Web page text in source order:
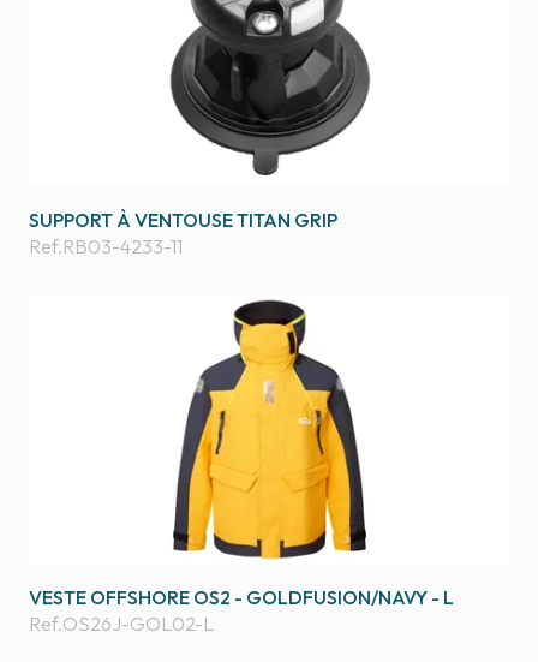
SUPPORT À VENTOUSE TITAN GRIP
Ref.RB03-4233-11
VESTE OFFSHORE OS2 - GOLDFUSION/NAVY - L
Ref.OS26J-GOL02-L